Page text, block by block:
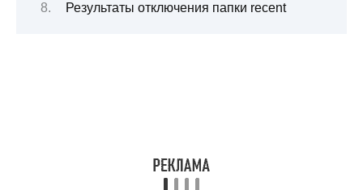
Результаты отключения папки recent